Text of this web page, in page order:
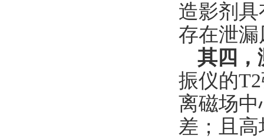
造影剂
存在泄
其四，
振仪的
离磁场
差；且